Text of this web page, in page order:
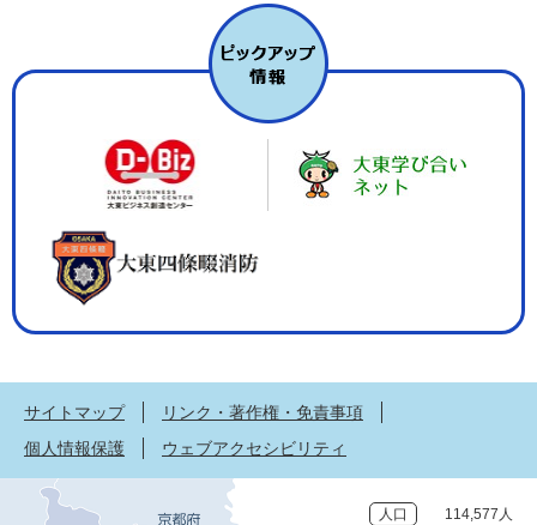
サイトマップ
リンク・著作権・免責事項
個人情報保護
ウェブアクセシビリティ
人口 114,577人